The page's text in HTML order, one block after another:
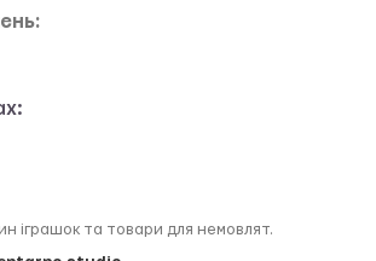
іграшок та товари для немовлят.